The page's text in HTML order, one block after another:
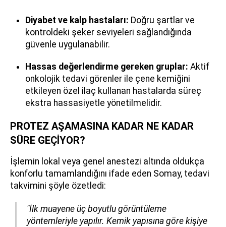
Diyabet ve kalp hastaları: Doğru şartlar ve
kontroldeki şeker seviyeleri sağlandığında
güvenle uygulanabilir.
Hassas değerlendirme gereken gruplar: Aktif
onkolojik tedavi görenler ile çene kemiğini
etkileyen özel ilaç kullanan hastalarda süreç
ekstra hassasiyetle yönetilmelidir.
PROTEZ AŞAMASINA KADAR NE KADAR
SÜRE GEÇİYOR?
İşlemin lokal veya genel anestezi altında oldukça
konforlu tamamlandığını ifade eden Somay, tedavi
takvimini şöyle özetledi:
"İlk muayene üç boyutlu görüntüleme
yöntemleriyle yapılır. Kemik yapısına göre kişiye